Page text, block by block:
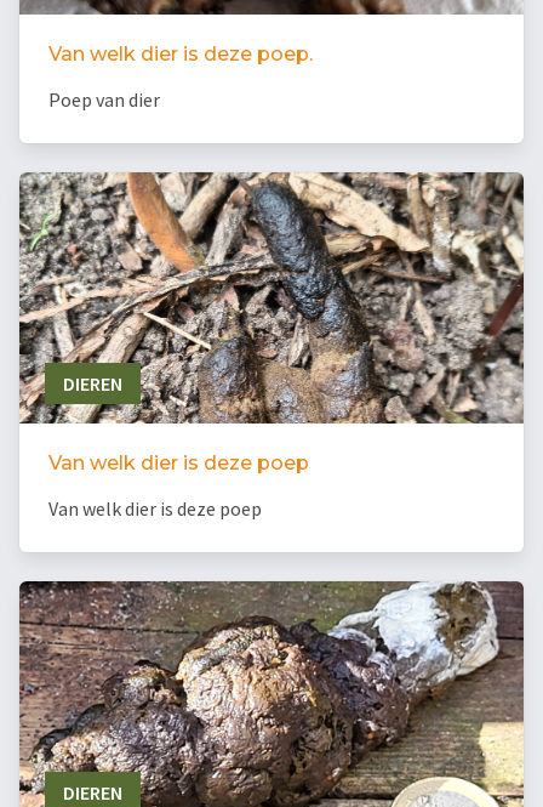
Van welk dier is deze poep.
Poep van dier
DIEREN
Van welk dier is deze poep
Van welk dier is deze poep
DIEREN